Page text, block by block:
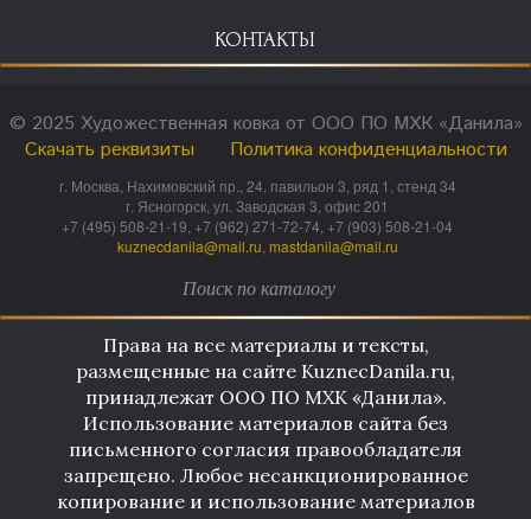
КОНТАКТЫ
© 2025 Художественная ковка от ООО ПО МХК «Данила»
Скачать реквизиты
Политика конфиденциальности
г. Москва, Нахимовский пр., 24, павильон 3, ряд 1, стенд 34
г. Ясногорск, ул. Заводская 3, офис 201
+7 (495) 508-21-19, +7 (962) 271-72-74, +7 (903) 508-21-04
kuznecdanila@mail.ru mastdanila@mail.ru
Права на все материалы и тексты,
размещенные на сайте KuznecDanila.ru,
принадлежат ООО ПО МХК «Данила».
Использование материалов сайта без
письменного согласия правообладателя
запрещено. Любое несанкционированное
копирование и использование материалов